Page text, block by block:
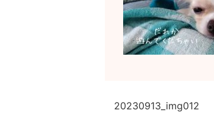
20230913_img012